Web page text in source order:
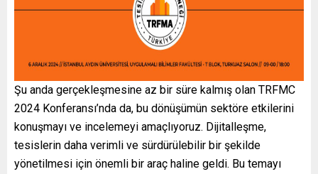
Şu anda gerçekleşmesine az bir süre kalmış olan TRFMC
2024 Konferansı’nda da, bu dönüşümün sektöre etkilerini
konuşmayı ve incelemeyi amaçlıyoruz. Dijitalleşme,
tesislerin daha verimli ve sürdürülebilir bir şekilde
yönetilmesi için önemli bir araç haline geldi. Bu temayı